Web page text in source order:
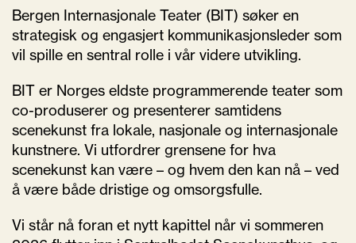
Bergen Internasjonale Teater (BIT) søker en
strategisk og engasjert kommunikasjonsleder som
vil spille en sentral rolle i vår videre utvikling.
BIT er Norges eldste programmerende teater som
co-produserer og presenterer samtidens
scenekunst fra lokale, nasjonale og internasjonale
kunstnere. Vi utfordrer grensene for hva
scenekunst kan være – og hvem den kan nå – ved
å være både dristige og omsorgsfulle.
Vi står nå foran et nytt kapittel når vi sommeren